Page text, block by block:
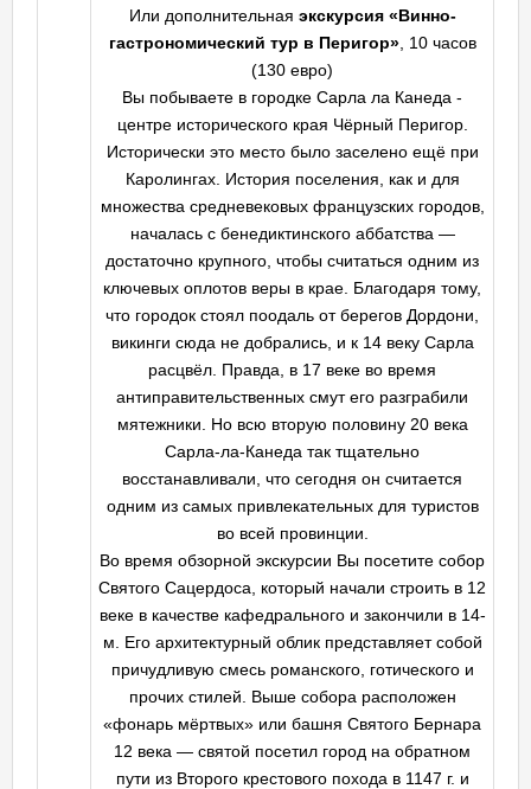
Или дополнительная экскурсия «Винно-
гастрономический тур в Перигор», 10 часов
(130 евро)
Вы побываете в городке Сарла ла Канеда -
центре исторического края Чёрный Перигор.
Исторически это место было заселено ещё при
Каролингах. История поселения, как и для
множества средневековых французских городов,
началась с бенедиктинского аббатства —
достаточно крупного, чтобы считаться одним из
ключевых оплотов веры в крае. Благодаря тому,
что городок стоял поодаль от берегов Дордони,
викинги сюда не добрались, и к 14 веку Сарла
расцвёл. Правда, в 17 веке во время
антиправительственных смут его разграбили
мятежники. Но всю вторую половину 20 века
Сарла-ла-Канеда так тщательно
восстанавливали, что сегодня он считается
одним из самых привлекательных для туристов
во всей провинции.
Во время обзорной экскурсии Вы посетите собор
Святого Сацердоса, который начали строить в 12
веке в качестве кафедрального и закончили в 14-
м. Его архитектурный облик представляет собой
причудливую смесь романского, готического и
прочих стилей. Выше собора расположен
«фонарь мёртвых» или башня Святого Бернара
12 века — святой посетил город на обратном
пути из Второго крестового похода в 1147 г. и